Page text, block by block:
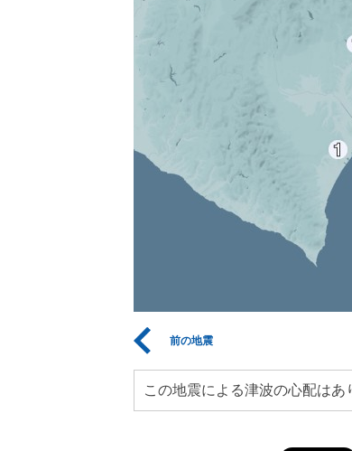
前の地震
この地震による津波の心配はあ